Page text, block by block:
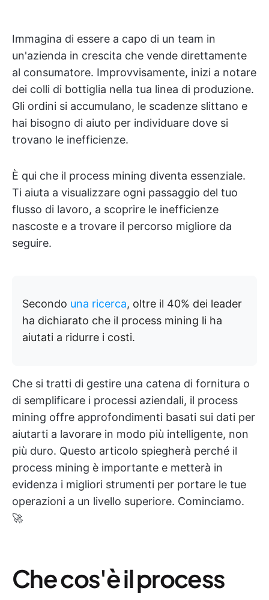
Immagina di essere a capo di un team in
un'azienda in crescita che vende direttamente
al consumatore. Improvvisamente, inizi a notare
dei colli di bottiglia nella tua linea di produzione.
Gli ordini si accumulano, le scadenze slittano e
hai bisogno di aiuto per individuare dove si
trovano le inefficienze.
È qui che il process mining diventa essenziale.
Ti aiuta a visualizzare ogni passaggio del tuo
flusso di lavoro, a scoprire le inefficienze
nascoste e a trovare il percorso migliore da
seguire.
Secondo una ricerca, oltre il 40% dei leader
ha dichiarato che il process mining li ha
aiutati a ridurre i costi.
Che si tratti di gestire una catena di fornitura o
di semplificare i processi aziendali, il process
mining offre approfondimenti basati sui dati per
aiutarti a lavorare in modo più intelligente, non
più duro. Questo articolo spiegherà perché il
process mining è importante e metterà in
evidenza i migliori strumenti per portare le tue
operazioni a un livello superiore. Cominciamo.
🚀
Che cos'è il process